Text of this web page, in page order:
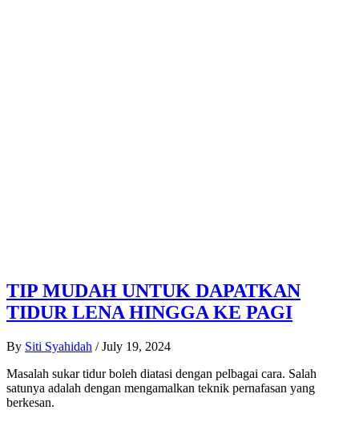
TIP MUDAH UNTUK DAPATKAN
TIDUR LENA HINGGA KE PAGI
By Siti Syahidah / July 19, 2024
Masalah sukar tidur boleh diatasi dengan pelbagai cara. Salah
satunya adalah dengan mengamalkan teknik pernafasan yang
berkesan.